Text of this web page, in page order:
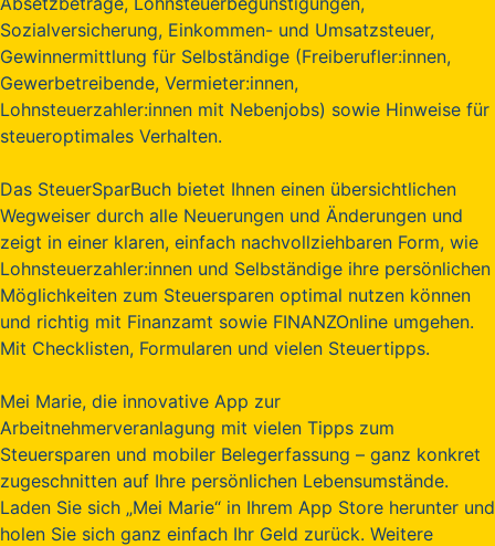
Sozialversicherung, Einkommen- und Umsatzsteuer,
Gewinnermittlung für Selbständige (Freiberufler:innen,
Gewerbetreibende, Vermieter:innen,
Lohnsteuerzahler:innen mit Nebenjobs) sowie Hinweise für
steueroptimales Verhalten.
Das SteuerSparBuch bietet Ihnen einen übersichtlichen
Wegweiser durch alle Neuerungen und Änderungen und
zeigt in einer klaren, einfach nachvollziehbaren Form, wie
Lohnsteuerzahler:innen und Selbständige ihre persönlichen
Möglichkeiten zum Steuersparen optimal nutzen können
und richtig mit Finanzamt sowie FINANZOnline umgehen.
Mit Checklisten, Formularen und vielen Steuertipps.
Mei Marie, die innovative App zur
Arbeitnehmerveranlagung mit vielen Tipps zum
Steuersparen und mobiler Belegerfassung – ganz konkret
zugeschnitten auf Ihre persönlichen Lebensumstände.
Laden Sie sich „Mei Marie“ in Ihrem App Store herunter und
holen Sie sich ganz einfach Ihr Geld zurück. Weitere